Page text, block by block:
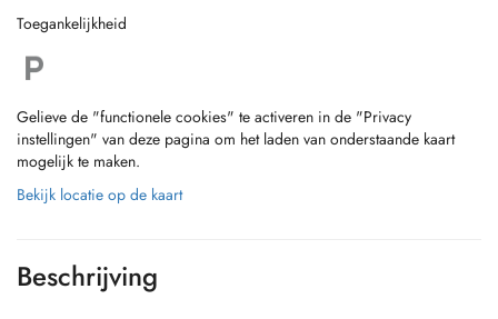
Toegankelijkheid
Gelieve de "functionele cookies" te activeren in de "Privacy
instellingen" van deze pagina om het laden van onderstaande kaart
mogelijk te maken.
Bekijk locatie op de kaart
Beschrijving